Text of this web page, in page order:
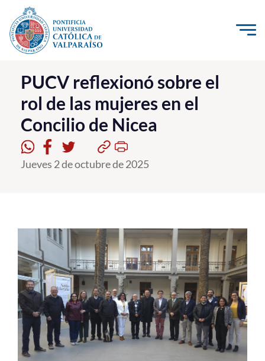
Click acá para ir directamente al contenido
La Universidad
Investigación, Creación e Innovación
PUCV Internacional
Vinculación con el Medio
Postgrado
Formación Continua
Estudiantes
Académicos
Funcionarios
PUCV reflexionó sobre el
rol de las mujeres en el
Concilio de Nicea
Jueves 2 de octubre de 2025